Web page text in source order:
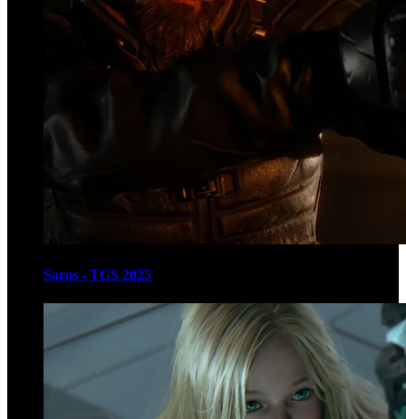
Saros - TGS 2025